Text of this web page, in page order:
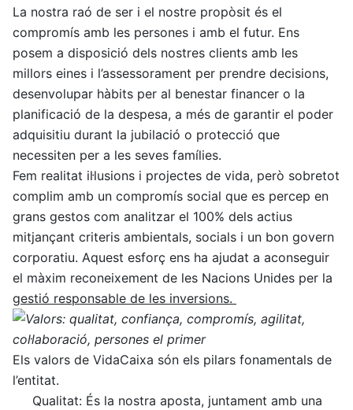
La nostra raó de ser i el nostre propòsit és el
compromís amb les persones i amb el futur. Ens
posem a disposició dels nostres clients amb les
millors eines i l’assessorament per prendre decisions,
desenvolupar hàbits per al benestar financer o la
planificació de la despesa, a més de garantir el poder
adquisitiu durant la jubilació o protecció que
necessiten per a les seves famílies.
Fem realitat il·lusions i projectes de vida, però sobretot
complim amb un compromís social que es percep en
grans gestos com analitzar el 100% dels actius
mitjançant criteris ambientals, socials i un bon govern
corporatiu. Aquest esforç ens ha ajudat a aconseguir
el màxim reconeixement de les Nacions Unides per la
gestió responsable de les inversions.
Els valors de VidaCaixa són els pilars fonamentals de
l’entitat.
Qualitat: És la nostra aposta, juntament amb una